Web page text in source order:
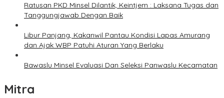
Ratusan PKD Minsel Dilantik, Keintjem : Laksana Tugas dan
Tanggungjawab Dengan Baik
Libur Panjang, Kakanwil Pantau Kondisi Lapas Amurang
dan Ajak WBP Patuhi Aturan Yang Berlaku
Bawaslu Minsel Evaluasi Dan Seleksi Panwaslu Kecamatan
Mitra